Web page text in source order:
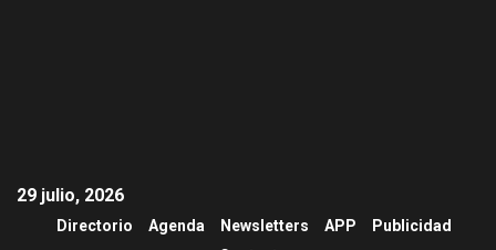
29 julio, 2026
Directorio Agenda Newsletters APP
Publicidad